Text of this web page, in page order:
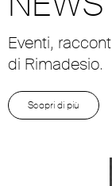
Eventi,
di Rimadesio.
Scopri di più